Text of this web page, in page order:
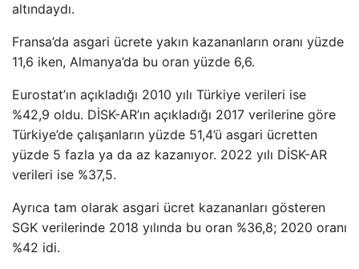
altındaydı.
Fransa’da asgari ücrete yakın kazananların oranı yüzde
11,6 iken, Almanya’da bu oran yüzde 6,6.
Eurostat’ın açıkladığı 2010 yılı Türkiye verileri ise
%42,9 oldu. DİSK-AR’ın açıkladığı 2017 verilerine göre
Türkiye’de çalışanların yüzde 51,4’ü asgari ücretten
yüzde 5 fazla ya da az kazanıyor. 2022 yılı DİSK-AR
verileri ise %37,5.
Ayrıca tam olarak asgari ücret kazananları gösteren
SGK verilerinde 2018 yılında bu oran %36,8; 2020 oranı
%42 idi.